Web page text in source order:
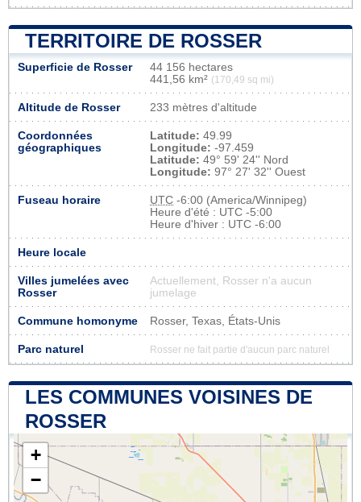
TERRITOIRE DE ROSSER
Superficie de Rosser
44 156 hectares
441,56 km² (170,49 sq mi)
Altitude de Rosser 233 mètres d'altitude
Coordonnées
géographiques
Latitude: 49.99
Longitude: -97.459
Latitude: 49° 59' 24'' Nord
Longitude: 97° 27' 32'' Ouest
Fuseau horaire UTC -6:00 (America/Winnipeg)
Heure d'été : UTC -5:00
Heure d'hiver : UTC -6:00
Heure locale
Villes jumelées avec
Rosser
Actuellement, Rosser n'a aucun
jumelage
Commune homonyme Rosser, Texas, États-Unis
Parc naturel Rosser ne fait partie d'aucun parc naturel
LES COMMUNES VOISINES DE
ROSSER
+
−